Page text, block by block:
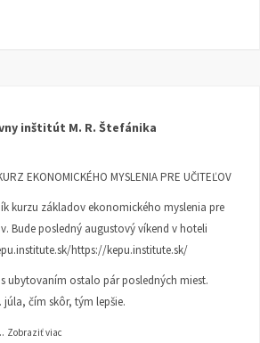
inštitút M. R. Štefánika
EKONOMICKÉHO MYSLENIA PRE UČITEĽOV
kurzu základov ekonomického myslenia pre
Bude posledný augustový víkend v hoteli
https://kepu.institute.sk/
ubytovaním ostalo pár posledných miest.
čím skôr, tým lepšie.
Zobraziť viac